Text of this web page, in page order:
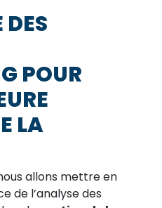
DES
POUR
LA
allons mettre en
de l’analyse des